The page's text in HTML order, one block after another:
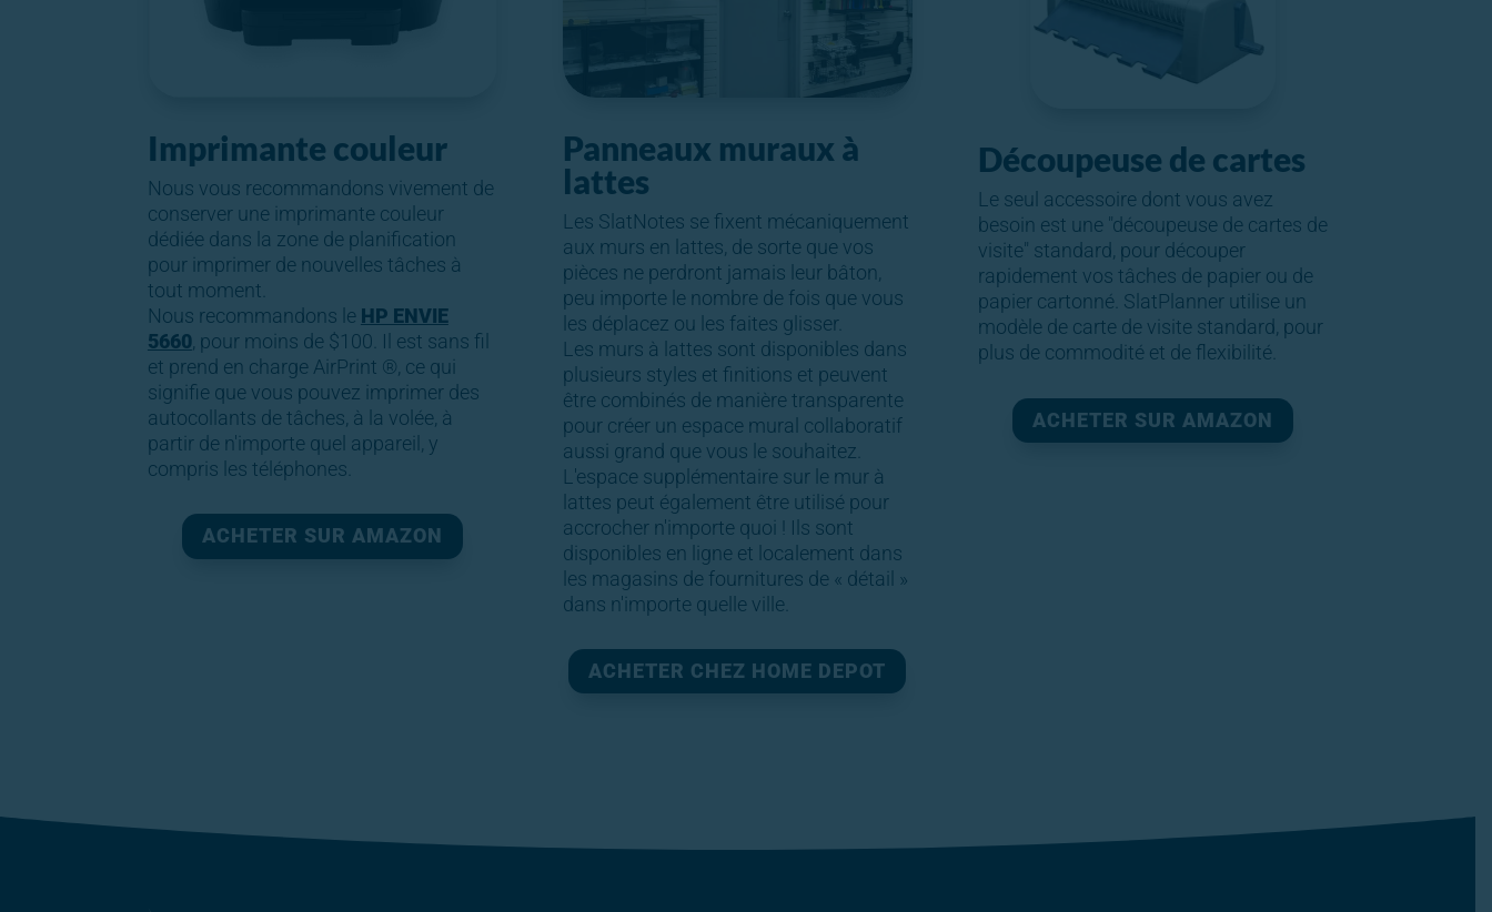
Imprimante couleur
Nous vous recommandons vivement de
conserver une imprimante couleur
dédiée dans la zone de planification
pour imprimer de nouvelles tâches à
tout moment.
Nous recommandons le HP ENVIE
5660, pour moins de $100. Il est sans fil
et prend en charge AirPrint ®, ce qui
signifie que vous pouvez imprimer des
autocollants de tâches, à la volée, à
partir de n'importe quel appareil, y
compris les téléphones.
ACHETER SUR AMAZON
Panneaux muraux à
lattes
Les SlatNotes se fixent mécaniquement
aux murs en lattes, de sorte que vos
pièces ne perdront jamais leur bâton,
peu importe le nombre de fois que vous
les déplacez ou les faites glisser.
Les murs à lattes sont disponibles dans
plusieurs styles et finitions et peuvent
être combinés de manière transparente
pour créer un espace mural collaboratif
aussi grand que vous le souhaitez.
L'espace supplémentaire sur le mur à
lattes peut également être utilisé pour
accrocher n'importe quoi ! Ils sont
disponibles en ligne et localement dans
les magasins de fournitures de « détail »
dans n'importe quelle ville.
ACHETER CHEZ HOME DEPOT
Découpeuse de cartes
Le seul accessoire dont vous avez
besoin est une "découpeuse de cartes de
visite" standard, pour découper
rapidement vos tâches de papier ou de
papier cartonné. SlatPlanner utilise un
modèle de carte de visite standard, pour
plus de commodité et de flexibilité.
ACHETER SUR AMAZON